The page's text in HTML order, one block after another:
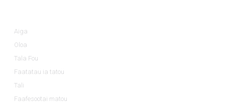
Aiga
Oloa
Tala Fou
Faatatau ia tatou
Tali
Faafesootai matou